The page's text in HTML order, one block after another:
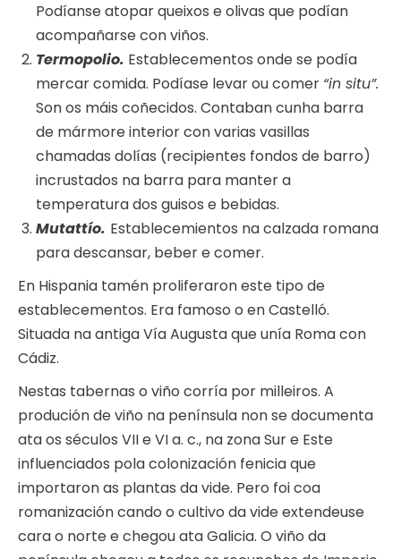
Podíanse atopar queixos e olivas que podían
acompañarse con viños.
Termopolio. Establecementos onde se podía
mercar comida. Podíase levar ou comer “in situ”.
Son os máis coñecidos. Contaban cunha barra
de mármore interior con varias vasillas
chamadas dolías (recipientes fondos de barro)
incrustados na barra para manter a
temperatura dos guisos e bebidas.
Mutattío. Establecemientos na calzada romana
para descansar, beber e comer.
En Hispania tamén proliferaron este tipo de
establecementos. Era famoso o en Castelló.
Situada na antiga Vía Augusta que unía Roma con
Cádiz.
Nestas tabernas o viño corría por milleiros. A
produción de viño na península non se documenta
ata os séculos VII e VI a. c., na zona Sur e Este
influenciados pola colonización fenicia que
importaron as plantas da vide. Pero foi coa
romanización cando o cultivo da vide extendeuse
cara o norte e chegou ata Galicia. O viño da